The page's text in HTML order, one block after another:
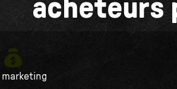
acheteurs
marketing